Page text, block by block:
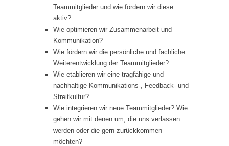
Teammitglieder und wie fördern wir diese
aktiv?
Wie optimieren wir Zusammenarbeit und
Kommunikation?
Wie fördern wir die persönliche und fachliche
Weiterentwicklung der Teammitglieder?
Wie etablieren wir eine tragfähige und
nachhaltige Kommunikations-, Feedback- und
Streitkultur?
Wie integrieren wir neue Teammitglieder? Wie
gehen wir mit denen um, die uns verlassen
werden oder die gern zurückkommen
möchten?